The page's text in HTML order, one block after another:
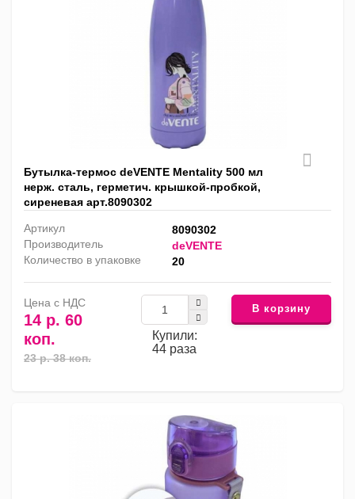
Бутылка-термос deVENTE Mentality 500 мл
нерж. сталь, герметич. крышкой-пробкой,
сиреневая арт.8090302
Артикул
8090302
Производитель
deVENTE
Количество в упаковке
20
Цена с НДС
14 р. 60
коп.
23 р. 38 коп.
Купили:
44 раза
В корзину